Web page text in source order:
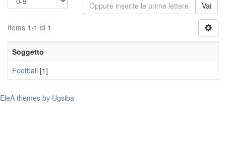
Vai
Items 1-1 di 1
Soggetto
Football [1]
EleA themes by Ugsiba